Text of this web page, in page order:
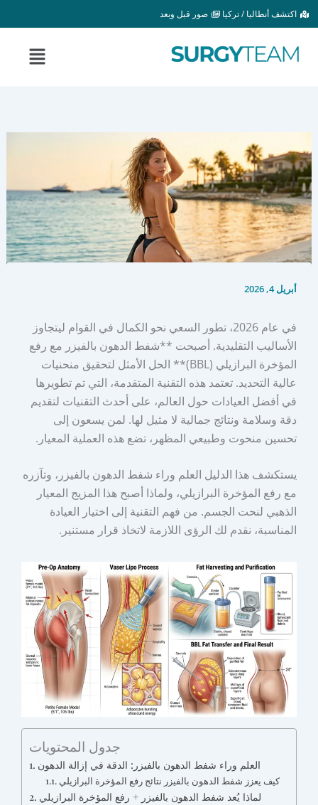
تخطي
إلى
المحتوى
اكتشف أنطاليا / تركيا صور قبل وبعد
القائمة
أبريل 4, 2026
في عام 2026، تطور السعي نحو الكمال في القوام ليتجاوز
الأساليب التقليدية. أصبحت **شفط الدهون بالفيزر مع رفع
المؤخرة البرازيلي (BBL)** الحل الأمثل لتحقيق منحنيات
عالية التحديد. تعتمد هذه التقنية المتقدمة، التي تم تطويرها
في أفضل العيادات حول العالم، على أحدث التقنيات لتقديم
دقة وسلامة ونتائج جمالية لا مثيل لها. لمن يسعون إلى
تحسين منحوت وطبيعي المظهر، تضع هذه العملية المعيار.
يستكشف هذا الدليل العلم وراء شفط الدهون بالفيزر، وتآزره
مع رفع المؤخرة البرازيلي، ولماذا أصبح هذا المزيج المعيار
الذهبي لنحت الجسم. من فهم التقنية إلى اختيار العيادة
المناسبة، نقدم لك الرؤى اللازمة لاتخاذ قرار مستنير.
جدول المحتويات
العلم وراء شفط الدهون بالفيزر: الدقة في إزالة الدهون
كيف يعزز شفط الدهون بالفيزر نتائج رفع المؤخرة البرازيلي
لماذا يُعد شفط الدهون بالفيزر + رفع المؤخرة البرازيلي